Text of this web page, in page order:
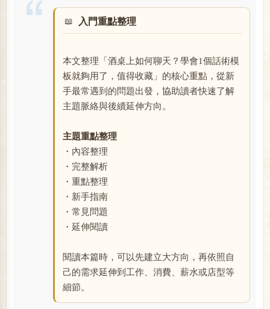
入門重點整理
本文整理「酒桌上如何聊天？學會1個話術模
板就夠用了，值得收藏」的核心重點，從新
手最常遇到的問題出發，協助讀者快速了解
主題脈絡與後續延伸方向。
主題重點整理
・內容整理
・完整解析
・重點整理
・新手指南
・常見問題
・延伸閱讀
閱讀本篇時，可以先建立大方向，再依照自
己的需求延伸到工作、消費、薪水或店型等
細節。